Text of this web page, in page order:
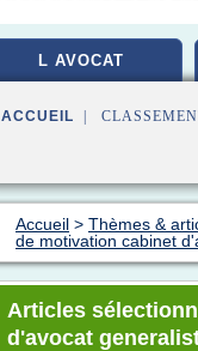
L AVOCAT
ACCUEIL |
Accueil > Thèmes &
de motivation cabinet
Articles
d'avocat